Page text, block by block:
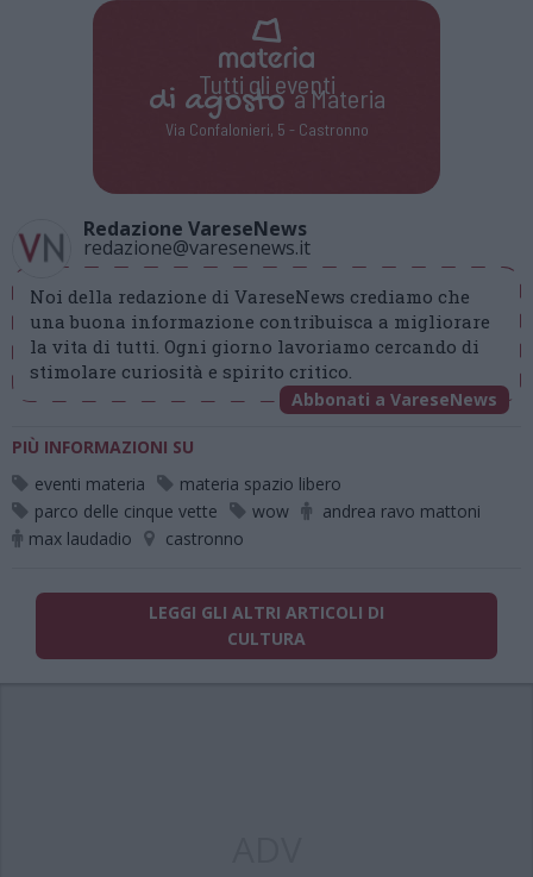
Tutti gli eventi
di agostoa Materia
Via Confalonieri, 5 - Castronno
Redazione VareseNews
redazione@varesenews.it
Noi della redazione di VareseNews crediamo che
una buona informazione contribuisca a migliorare
la vita di tutti. Ogni giorno lavoriamo cercando di
stimolare curiosità e spirito critico.
Abbonati a VareseNews
PIÙ INFORMAZIONI SU
eventi materia
materia spazio libero
parco delle cinque vette
wow
andrea ravo mattoni
max laudadio
castronno
LEGGI GLI ALTRI ARTICOLI DI
CULTURA